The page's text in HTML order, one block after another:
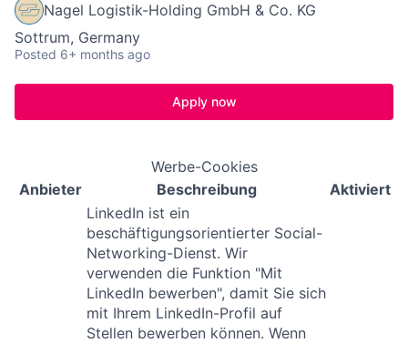
Nagel Logistik-Holding GmbH & Co. KG
Sottrum, Germany
Posted 6+ months ago
Apply now
Werbe-Cookies
Anbieter
Beschreibung Aktiviert
LinkedIn ist ein
beschäftigungsorientierter Social-
Networking-Dienst. Wir
verwenden die Funktion "Mit
LinkedIn bewerben", damit Sie sich
mit Ihrem LinkedIn-Profil auf
Stellen bewerben können. Wenn